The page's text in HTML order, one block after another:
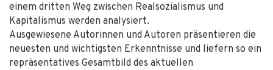
einem dritten Weg zwischen Realsozialismus und
Kapitalismus werden analysiert.
Ausgewiesene Autorinnen und Autoren präsentieren die
neuesten und wichtigsten Erkenntnisse und liefern so ein
repräsentatives Gesamtbild des aktuellen